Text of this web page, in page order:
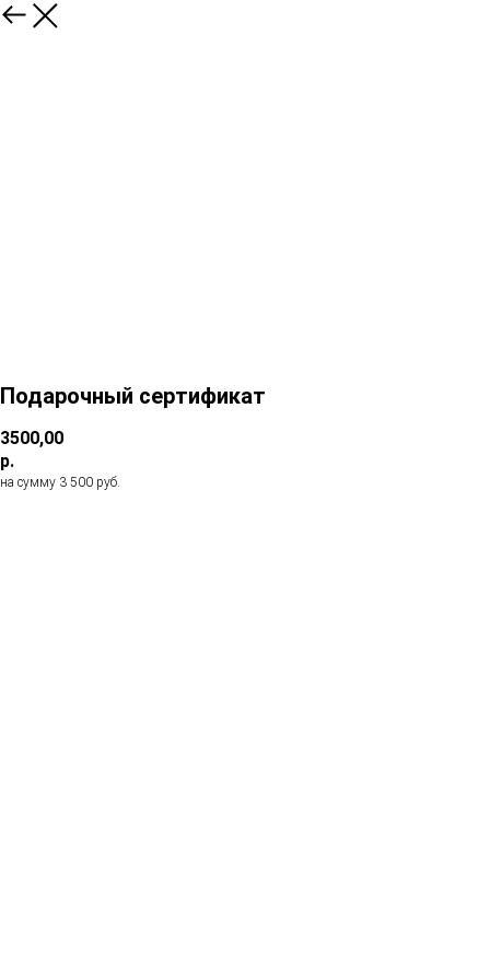
Подарочный сертификат
3500,00
р.
на сумму 3 500 руб.